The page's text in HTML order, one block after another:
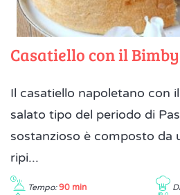
Casatiello con il Bimby
Il casatiello napoletano con
salato tipo del periodo di
sostanzioso è composto da
ripi...
Tempo: 90 min